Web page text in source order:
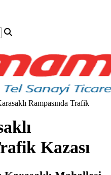
Rampasında Trafik
Kazası